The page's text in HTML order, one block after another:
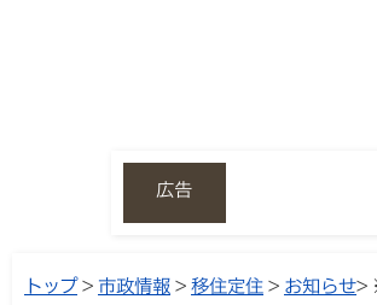
広告
トップ> 市政情報 > 移住定住 > お知らせ>